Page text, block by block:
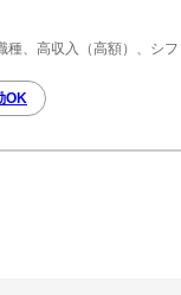
、高収入（高額）、シ
OK